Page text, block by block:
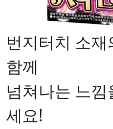
번지터치 소
함께
넘쳐나는 느
세요!